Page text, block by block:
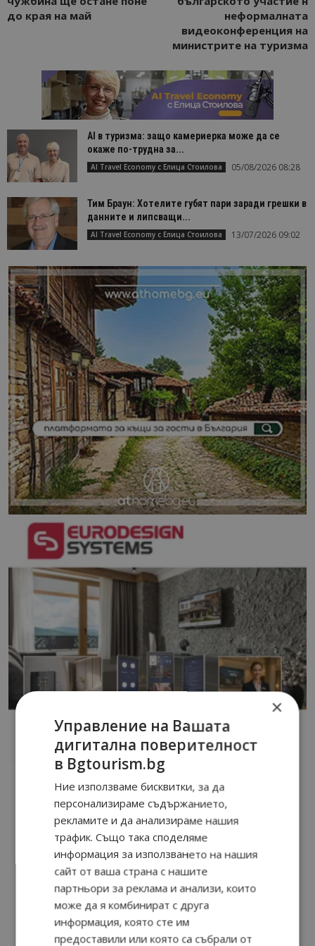
до края на май
неформалната
видеоконференция на
министрите на туризма
AI в туризма: защо камериерка може да се
окаже по-трудна за...
AI Travel Economy с Елица Стоилова 05/08/2026 08:28
Тим Браун: Хотелите губят пари заради грешки в
данните и липсващи...
AI Travel Economy с Елица Стоилова 13/07/2026 09:02
×
Управление на Вашата
дигитална поверителност
в Bgtourism.bg
Ние използваме бисквитки, за да
персонализираме съдържанието,
рекламите и да анализираме нашия
трафик. Също така споделяме
информация за използването на нашия
сайт от ваша страна с нашите
партньори за реклама и анализи, които
може да я комбинират с друга
информация, която сте им
предоставили или която са събрали от